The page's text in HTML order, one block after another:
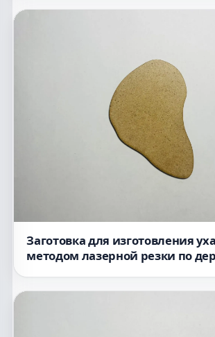
Заготовка для изготовления
методом лазерной резки по